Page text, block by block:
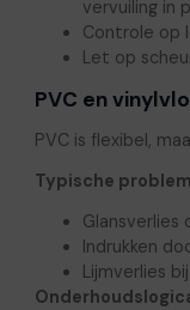
vervuiling in
Controle op
Let op
PVC en
PVC is flexibel,
Typische
Glansverlies
Indrukken
Lijmverlies